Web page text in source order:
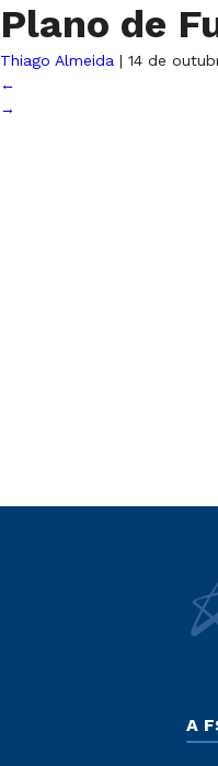
Plano de
Thiago Almeida | 14 de
←
→
A